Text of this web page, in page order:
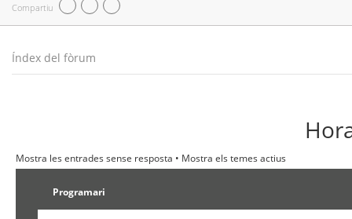
Compartiu
Índex del fòrum
Mostra les entrades sense resposta • Mostra els temes actius
Programari